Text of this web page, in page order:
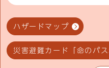
ハザードマップ
災害避難カード「命のパス